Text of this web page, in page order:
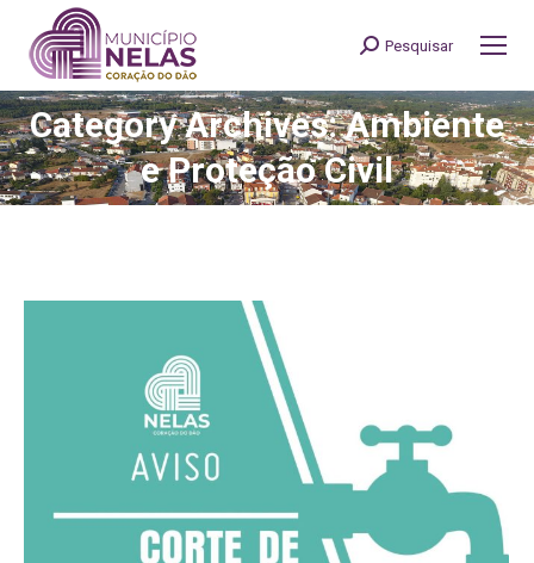
Search:
Pesquisar
Category Archives: Ambiente
e Proteção Civil
You are here: